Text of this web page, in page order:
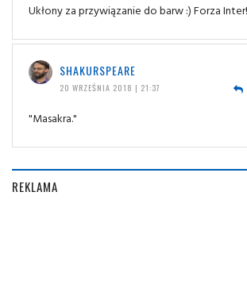
Ukłony za przywiązanie do barw :) Forza Inter!
SHAKURSPEARE
20 WRZEŚNIA 2018 | 21:37
"Masakra."
REKLAMA